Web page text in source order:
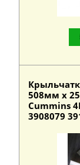
508мм х
Cummins
3908079